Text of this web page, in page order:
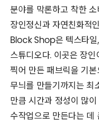
분야를 막론하고 착한
장인정신과 자연친화적
Block Shop은 텍스타일
스튜디오다. 이곳은 장
찍어 만든 패브릭을 기
무늬를 만들기까지는 최
만큼 시간과 정성이 많
수작업으로 만든다는 데